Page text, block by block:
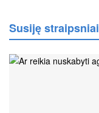
Susiję straipsniai